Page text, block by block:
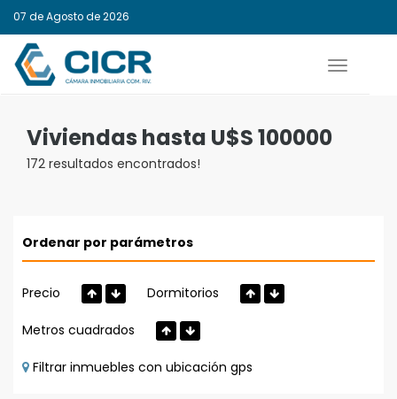
07 de Agosto de 2026
Activar
Viviendas hasta U$S 100000
172 resultados encontrados!
Ordenar por parámetros
Precio Dormitorios
Metros cuadrados
Filtrar inmuebles con ubicación gps